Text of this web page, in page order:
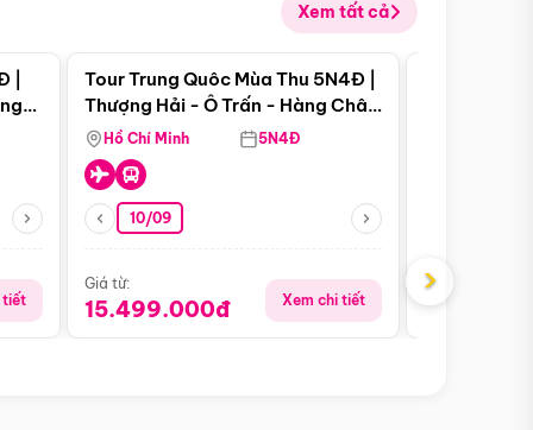
Xem tất cả
|
tiết
Điểm nổi bật
Tour Trung Quôc Mùa Thu 5N4Đ |
Thượng Hải - Ô Trấn - Hàng Châu
(Tour Không Shopping)
Hồ Chí Minh 5N4Đ
10/09
Giá từ:
15.499.000đ Xem chi tiết
Giá từ:
›